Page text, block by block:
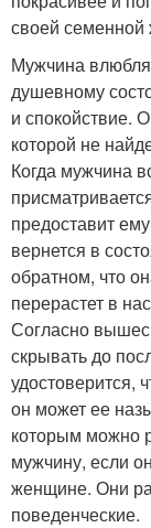
своей семенной
Мужчина
душевному
и спокойствие.
которой не
Когда мужчина
предоставит
вернется в
обратном, что
перерастет в
Согласно
скрывать до
удостоверится,
он может ее
которым можно
мужчину, если
женщине. Они
поведенческие.